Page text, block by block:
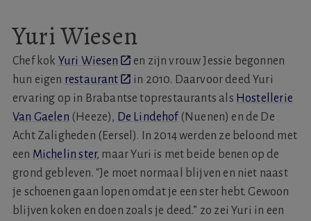
Yuri Wiesen
Chef kok Yuri Wiesen
en zijn vrouw Jessie begonnen
hun eigen restaurant
in 2010. Daarvoor deed Yuri
ervaring op in Brabantse toprestaurants als Hostellerie
Van Gaelen (Heeze), De Lindehof(Nuenen) en de De
Acht Zaligheden (Eersel). In 2014 werden ze beloond met
een Michelin ster, maar Yuri is met beide benen op de
grond gebleven. "Je moet normaal blijven en niet naast
je schoenen gaan lopen omdat je een ster hebt. Gewoon
blijven koken en doen zoals je deed.” zo zei Yuri in een